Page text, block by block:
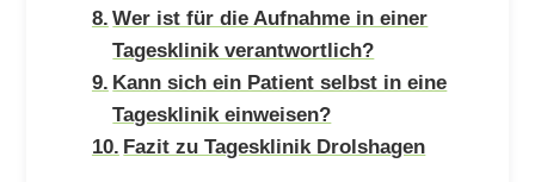
Wer ist für die Aufnahme in einer
Tagesklinik verantwortlich?
Kann sich ein Patient selbst in eine
Tagesklinik einweisen?
Fazit zu Tagesklinik Drolshagen